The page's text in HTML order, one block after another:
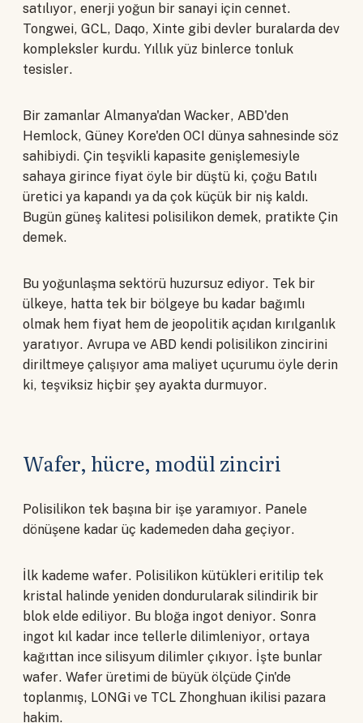
satılıyor, enerji yoğun bir sanayi için cennet.
Tongwei, GCL, Daqo, Xinte gibi devler buralarda dev
kompleksler kurdu. Yıllık yüz binlerce tonluk
tesisler.
Bir zamanlar Almanya'dan Wacker, ABD'den
Hemlock, Güney Kore'den OCI dünya sahnesinde söz
sahibiydi. Çin teşvikli kapasite genişlemesiyle
sahaya girince fiyat öyle bir düştü ki, çoğu Batılı
üretici ya kapandı ya da çok küçük bir niş kaldı.
Bugün güneş kalitesi polisilikon demek, pratikte Çin
demek.
Bu yoğunlaşma sektörü huzursuz ediyor. Tek bir
ülkeye, hatta tek bir bölgeye bu kadar bağımlı
olmak hem fiyat hem de jeopolitik açıdan kırılganlık
yaratıyor. Avrupa ve ABD kendi polisilikon zincirini
diriltmeye çalışıyor ama maliyet uçurumu öyle derin
ki, teşviksiz hiçbir şey ayakta durmuyor.
Wafer, hücre, modül zinciri
Polisilikon tek başına bir işe yaramıyor. Panele
dönüşene kadar üç kademeden daha geçiyor.
İlk kademe wafer. Polisilikon kütükleri eritilip tek
kristal halinde yeniden dondurularak silindirik bir
blok elde ediliyor. Bu bloğa ingot deniyor. Sonra
ingot kıl kadar ince tellerle dilimleniyor, ortaya
kağıttan ince silisyum dilimler çıkıyor. İşte bunlar
wafer. Wafer üretimi de büyük ölçüde Çin'de
toplanmış, LONGi ve TCL Zhonghuan ikilisi pazara
hakim.